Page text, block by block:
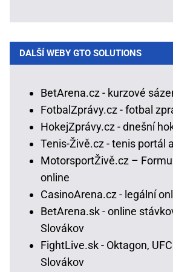
DALŠÍ WEBY GTO SOLUTIONS
BetArena.cz - kurzové
FotbalZprávy.cz - fotbal
HokejZprávy.cz - dnešní
Tenis-Živě.cz - tenis portál
MotorsportŽivě.cz –
online
CasinoArena.cz - legální
BetArena.sk - online
Slovákov
FightLive.sk - Oktagon,
Slovákov